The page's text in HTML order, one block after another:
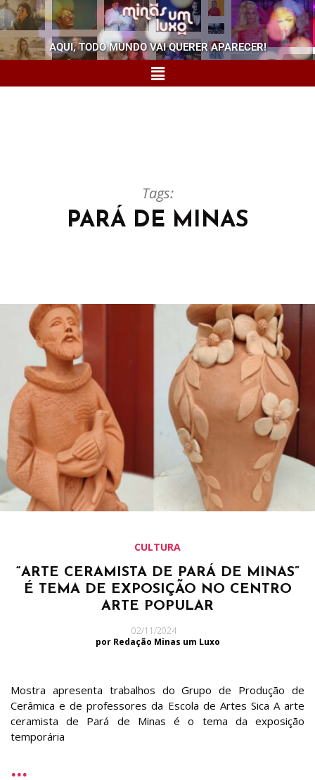
AQUI, TODO MUNDO VAI QUERER APARECER!
Tags:
PARÁ DE MINAS
CULTURA
“ARTE CERAMISTA DE PARÁ DE MINAS”
É TEMA DE EXPOSIÇÃO NO CENTRO
ARTE POPULAR
02/11/2024
por Redação Minas um Luxo
Mostra apresenta trabalhos do Grupo de Produção de
Cerâmica e de professores da Escola de Artes Sica A arte
ceramista de Pará de Minas é o tema da exposição
temporária